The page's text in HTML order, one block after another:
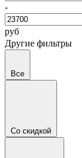
-
руб
Другие фильтры
Все
Со скидкой